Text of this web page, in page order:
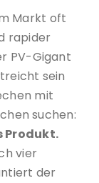
Markt oft
rapider
PV-Gigant
sein
mit
suchen:
Produkt.
vier
der